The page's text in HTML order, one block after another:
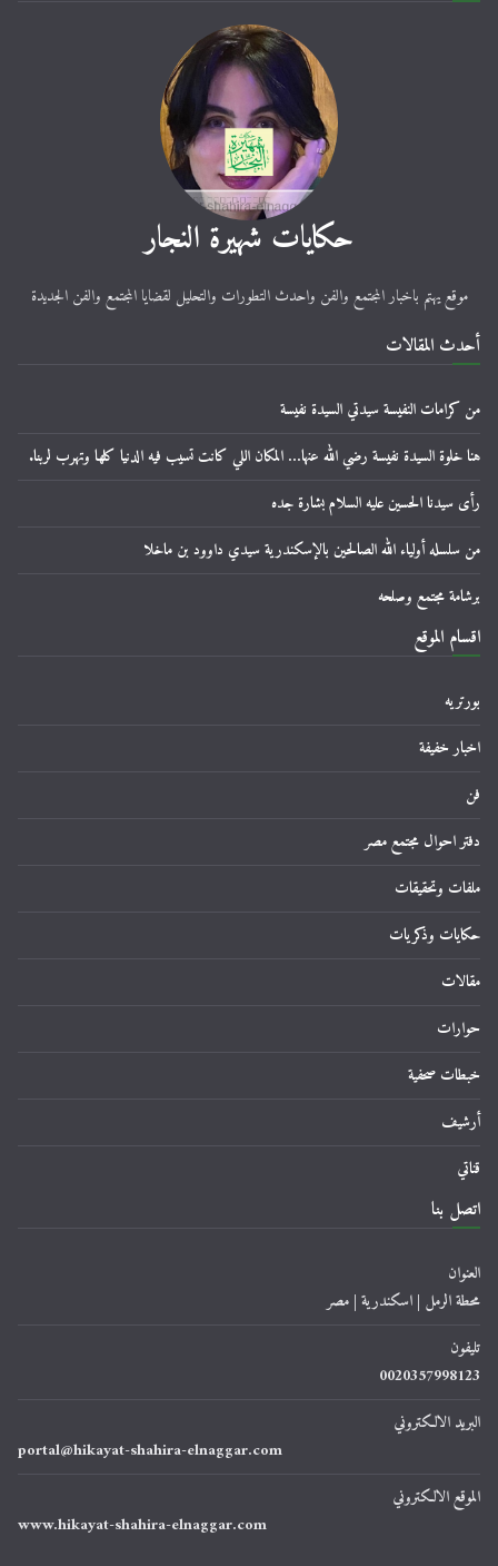
حكايات شهيرة النجار
موقع يهتم باخبار المجتمع والفن واحدث التطورات والتحليل لقضايا المجتمع والفن الجديدة
أحدث المقالات
من كرامات النفيسة سيدتي السيدة نفيسة
هنا خلوة السيدة نفيسة رضي الله عنها… المكان اللي كانت تسيب فيه الدنيا كلها وتهرب لربنا.
رأى سيدنا الحسين عليه السلام بشارة جده
من سلسله أولياء الله الصالحين بالإسكندرية سيدي داوود بن ماخلا
برشامة مجتمع وصلحه
اقسام الموقع
بورتريه
اخبار خفيفة
فن
دفتر احوال مجتمع مصر
ملفات وتحقيقات
حكايات وذكريات
مقالات
حوارات
خبطات صحفية
أرشيف
قناتي
اتصل بنا
العنوان
محطة الرمل | اسكندرية | مصر
تليفون
0020357998123
البريد الالكتروني
portal@hikayat-shahira-elnaggar.com
الموقع الالكتروني
www.hikayat-shahira-elnaggar.com